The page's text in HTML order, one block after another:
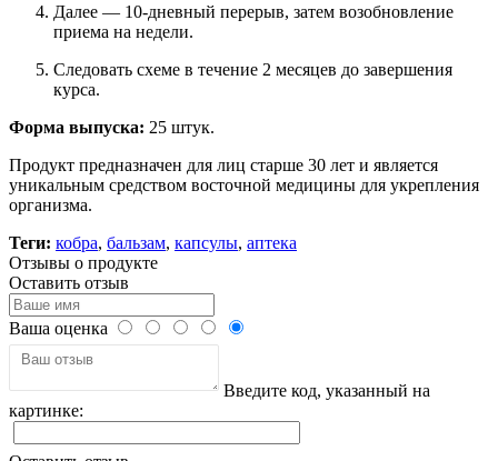
Далее — 10-дневный перерыв, затем возобновление
приема на недели.
Следовать схеме в течение 2 месяцев до завершения
курса.
Форма выпуска: 25 штук.
Продукт предназначен для лиц старше 30 лет и является
уникальным средством восточной медицины для укрепления
организма.
Теги: кобра, бальзам, капсулы, аптека
Отзывы о продукте
Оставить отзыв
Ваша оценка
Введите код, указанный на
картинке: